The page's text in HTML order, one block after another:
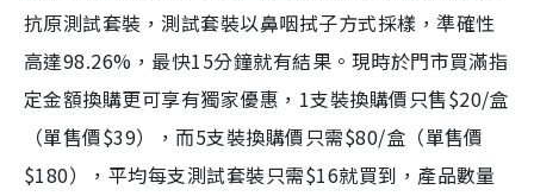
抗原測試套裝，測試套裝以鼻咽拭子方式採樣，準確性
高達98.26%，最快15分鐘就有結果。現時於門市買滿指
定金額換購更可享有獨家優惠，1支裝換購價只售$20/盒
（單售價$39），而5支裝換購價只需$80/盒（單售價
$180），平均每支測試套裝只需$16就買到，產品數量